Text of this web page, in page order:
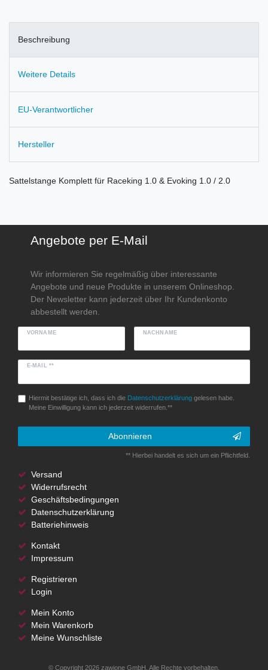
Beschreibung
Weitere Details
EU-Verantwortlicher
Hersteller
Sattelstange Komplett für Raceking 1.0 & Evoking 1.0 / 2.0
Angebote per E-Mail
Wir informieren Sie regelmäßig über interessante
Angebote und neue Produkte in unserem Onlineshop.
Der Newsletter kann jederzeit über Ihr Kundenkonto
abbestellt werden.
VORNAME NACHNAME
E-MAIL **
Hiermit bestätige ich, dass ich die Daten­schutz­erklärunggelesen habe.
Meine Einwilligung kann ich jederzeit widerrufen.**
Abonnieren
** Hierbei handelt es sich um ein Pflichtfeld.
Versand
Widerrufsrecht
Geschäftsbedingungen
Datenschutzerklärung
Batteriehinweis
Kontakt
Impressum
Registrieren
Login
Mein Konto
Mein Warenkorb
Meine Wunschliste
© Copyright 2026 zawione GmbH. Alle Rechte vorbehalten.